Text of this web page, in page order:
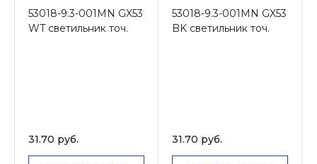
53018-9.3-001MN GX53
WT светильник точ.
31.70 руб.
53018-9.3-001MN GX53
BK светильник точ.
31.70 руб.